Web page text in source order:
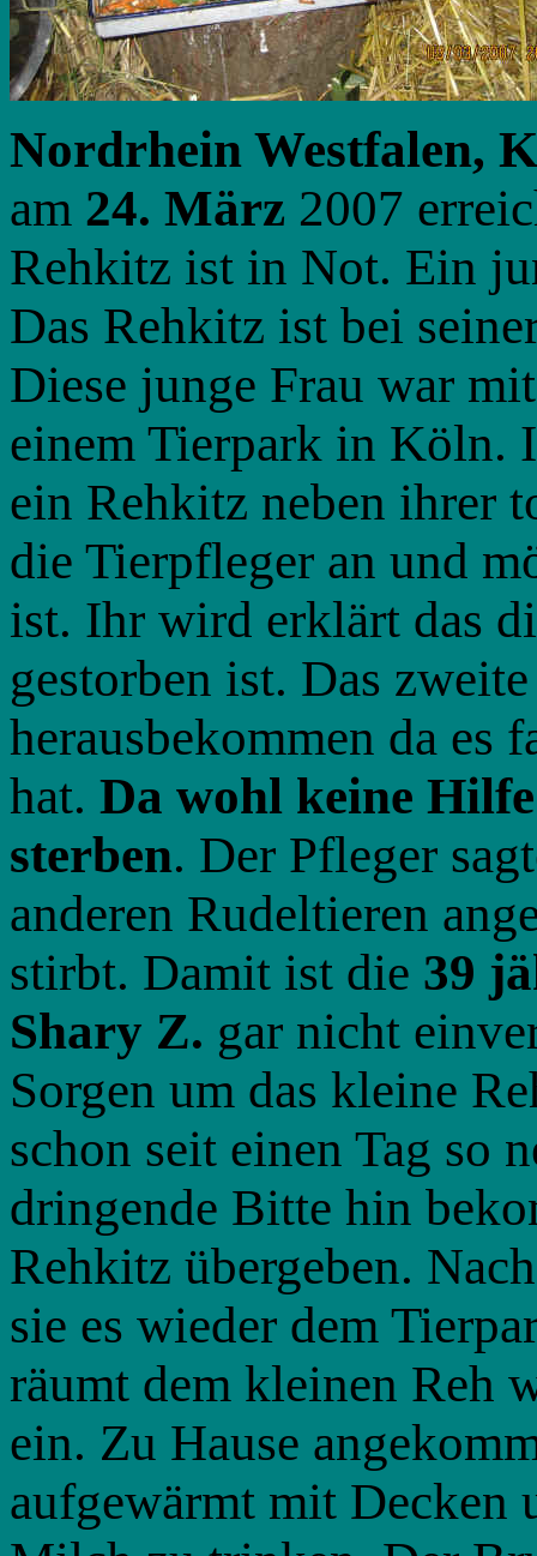
Nordrhein Westfalen,
am 24. März 2007
Rehkitz ist in Not. Ein
Das Rehkitz ist bei
Diese junge Frau war
einem Tierpark in Köln.
ein Rehkitz neben ihrer
die Tierpfleger an und
ist. Ihr wird erklärt das
gestorben ist. Das
herausbekommen da
hat. Da wohl keine
sterben. Der Pfleger
anderen Rudeltieren
stirbt. Damit ist die 39
Shary Z. gar nicht
Sorgen um das kleine
schon seit einen Tag so
dringende Bitte hin
Rehkitz übergeben.
sie es wieder dem
räumt dem kleinen Reh
ein. Zu Hause
aufgewärmt mit Decken